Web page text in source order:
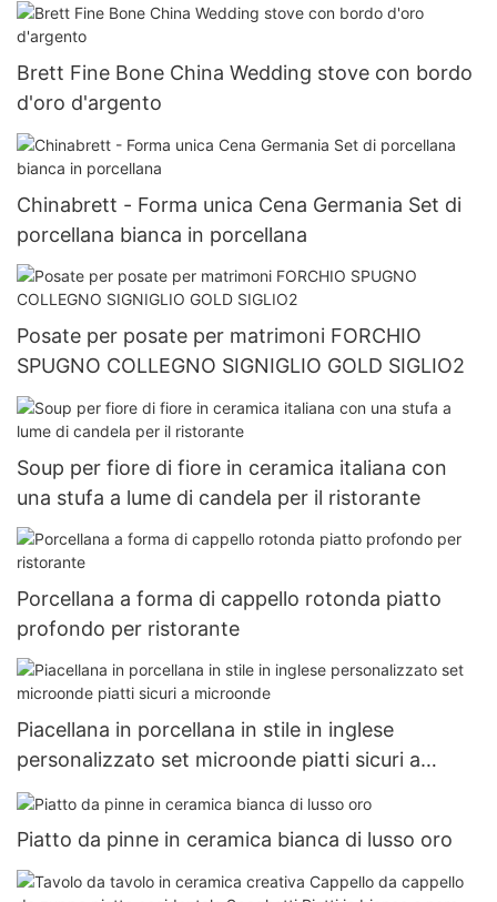
Brett Fine Bone China Wedding stove con bordo
d'oro d'argento
Chinabrett - Forma unica Cena Germania Set di
porcellana bianca in porcellana
Posate per posate per matrimoni FORCHIO
SPUGNO COLLEGNO SIGNIGLIO GOLD SIGLIO2
Soup per fiore di fiore in ceramica italiana con
una stufa a lume di candela per il ristorante
Porcellana a forma di cappello rotonda piatto
profondo per ristorante
Piacellana in porcellana in stile in inglese
personalizzato set microonde piatti sicuri a
microonde
Piatto da pinne in ceramica bianca di lusso oro